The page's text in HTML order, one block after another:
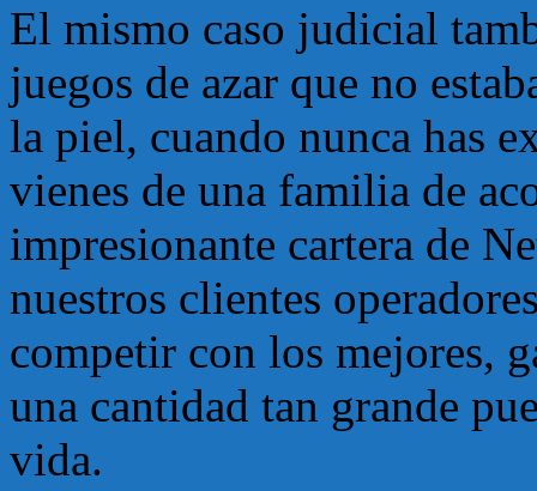
El mismo caso judicial
juegos de azar que no
la piel, cuando nunca has
vienes de una familia de
impresionante cartera de
nuestros clientes
competir con los mejores,
una cantidad tan grande
vida.